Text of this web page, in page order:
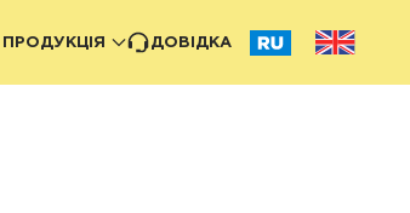
ПРОДУКЦІЯ ДОВІДКА